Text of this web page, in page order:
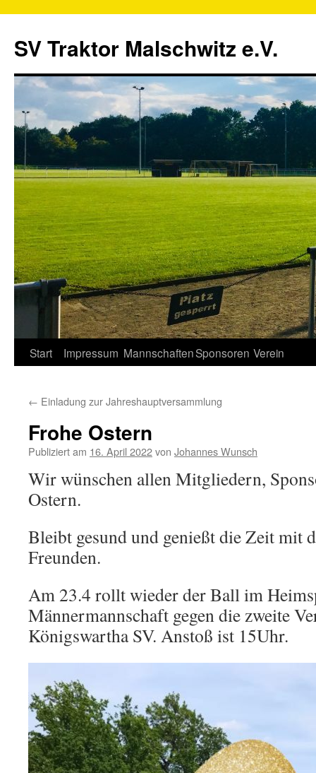
SV Traktor Malschwitz e.V.
Springe
Inhalt
Start Impressum MannschaftenSponsoren Verein
← Einladung zur Jahreshauptversammlung
Frohe Ostern
Publiziert am 16. April 2022von Johannes Wunsch
Wir wünschen allen Mitgliedern,
Ostern.
Bleibt gesund und genießt die Zeit mit
Freunden.
Am 23.4 rollt wieder der Ball im
Männermannschaft gegen die zweite
Königswartha SV. Anstoß ist 15Uhr.